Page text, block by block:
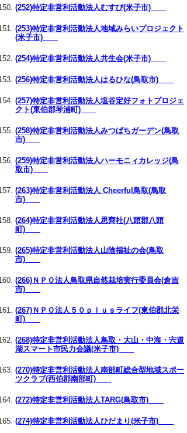
(252)特定非営利活動法人むすび(米子市)
(253)特定非営利活動法人地域みらいプロジェクト
(米子市)
(254)特定非営利活動法人共生会(米子市)
(256)特定非営利活動法人はるひな(鳥取市)
(257)特定非営利活動法人塩谷定好フォトプロジェ
クト(東伯郡琴浦町)
(258)特定非営利活動法人みつばちガーデン(鳥取
市)
(259)特定非営利活動法人ハーモニィカレッジ(鳥
取市)
(263)特定非営利活動法人 Cheerful鳥取(鳥取
市)
(264)特定非営利活動法人思齊社(八頭郡八頭
町)
(265)特定非営利活動法人山陰福祉の会(鳥取
市)
(266)ＮＰＯ法人鳥取県自然栽培実行委員会(倉吉
市)
(267)ＮＰＯ法人５０ｐｌｕｓライフ(東伯郡北栄
町)
(268)特定非営利活動法人鳥取・大山・中海・宍道
湖スマート市民力会議(米子市)
(270)特定非営利活動法人南部町総合型地域スポー
ツクラブ(西伯郡南部町)
(272)特定非営利活動法人TARG(鳥取市)
(274)特定非営利活動法人ひだまり(米子市)